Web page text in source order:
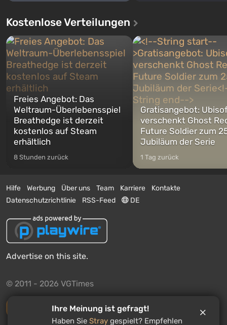
Kostenlose Verteilungen
Freies Angebot: Das
Weltraum-Überlebensspiel
Breathedge ist derzeit
kostenlos auf Steam
erhältlich
8 Stunden zurück
Gratisangebot:
verschenkt Ghost
Future Soldier zum
Jubiläum der Serie
1 Tag zurück
Hilfe Werbung Über uns Team Karriere
Kontakte
Datenschutzrichtlinie
RSS-Feed DE
Advertise on this site.
© 2011 - 2026 VGTimes
Vollständige Version
Ihre Meinung ist gefragt!
Haben Sie Stray gespielt? Empfehlen